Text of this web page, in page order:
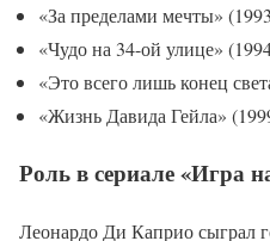
«За пределами мечты»
«Чудо на 34-ой улице»
«Это всего лишь конец
«Жизнь Давида Гейла»
Роль в сериале «Игра
Леонардо Ди Каприо сыграл